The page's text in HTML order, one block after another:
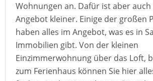
Wohnungen an. Dafür ist aber auch
Angebot kleiner. Einige der großen
haben alles im Angebot, was es in
Immobilien gibt. Von der kleinen
Einzimmerwohnung über das Loft,
zum Ferienhaus können Sie hier